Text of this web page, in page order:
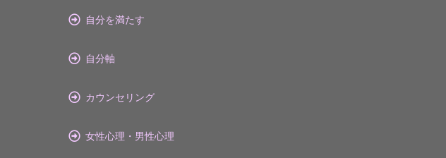
自分を満たす
自分軸
カウンセリング
女性心理・男性心理